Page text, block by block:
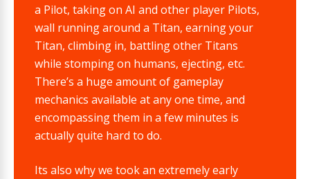
a Pilot, taking on AI and other player Pilots,
wall running around a Titan, earning your
Titan, climbing in, battling other Titans
while stomping on humans, ejecting, etc.
There’s a huge amount of gameplay
mechanics available at any one time, and
encompassing them in a few minutes is
actually quite hard to do.
Its also why we took an extremely early